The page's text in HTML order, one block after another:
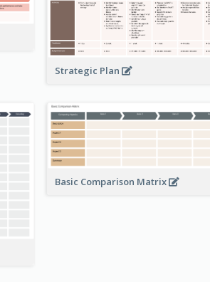
Strategic Plan
Basic Comparison Matrix